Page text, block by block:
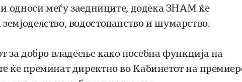
односи меѓу заедниците, додека ЗНАМ ќе
водостопанство и шумарство.
за добро владеење како посебна функција на
ќе преминат директно во Кабинетот на